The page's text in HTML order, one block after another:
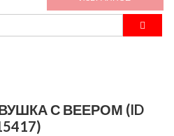
С ВЕЕРОМ (ID